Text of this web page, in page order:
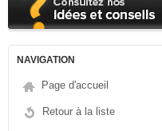
NAVIGATION
Page d'accueil
Retour à la liste